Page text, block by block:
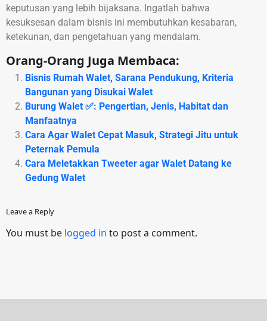
keputusan yang lebih bijaksana. Ingatlah bahwa
kesuksesan dalam bisnis ini membutuhkan kesabaran,
ketekunan, dan pengetahuan yang mendalam.
Orang-Orang Juga Membaca:
Bisnis Rumah Walet, Sarana Pendukung, Kriteria
Bangunan yang Disukai Walet
Burung Walet ✅: Pengertian, Jenis, Habitat dan
Manfaatnya
Cara Agar Walet Cepat Masuk, Strategi Jitu untuk
Peternak Pemula
Cara Meletakkan Tweeter agar Walet Datang ke
Gedung Walet
Leave a Reply
You must be logged in to post a comment.